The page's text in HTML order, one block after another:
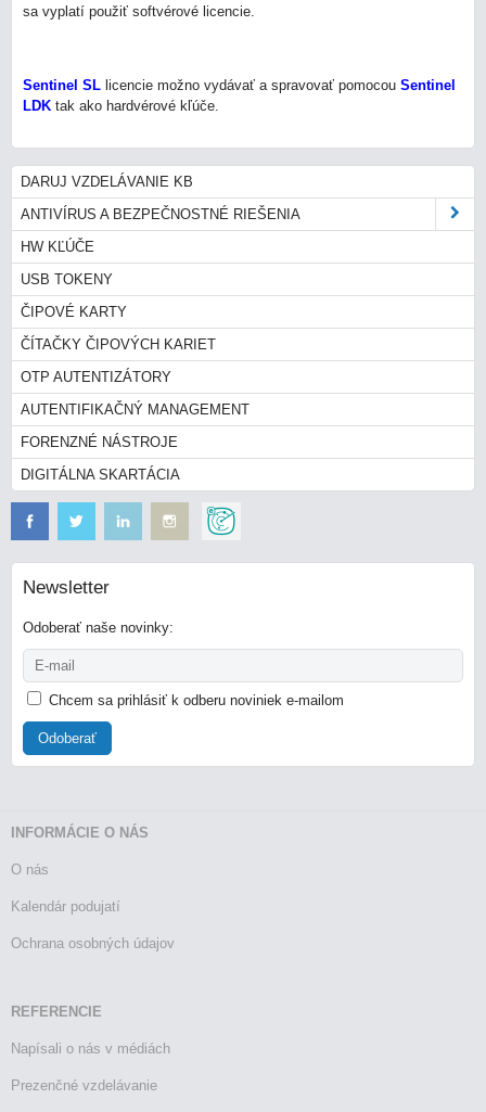
sa vyplatí použiť softvérové licencie.
Sentinel SL licencie možno vydávať a spravovať pomocou Sentinel
LDK tak ako hardvérové kľúče.
DARUJ VZDELÁVANIE KB
ANTIVÍRUS A BEZPEČNOSTNÉ RIEŠENIA
HW KĽÚČE
USB TOKENY
ČIPOVÉ KARTY
ČÍTAČKY ČIPOVÝCH KARIET
OTP AUTENTIZÁTORY
AUTENTIFIKAČNÝ MANAGEMENT
FORENZNÉ NÁSTROJE
DIGITÁLNA SKARTÁCIA
Newsletter
Odoberať naše novinky:
Chcem sa prihlásiť k odberu noviniek e-mailom
Odoberať
INFORMÁCIE O NÁS
O nás
Kalendár podujatí
Ochrana osobných údajov
REFERENCIE
Napísali o nás v médiách
Prezenčné vzdelávanie